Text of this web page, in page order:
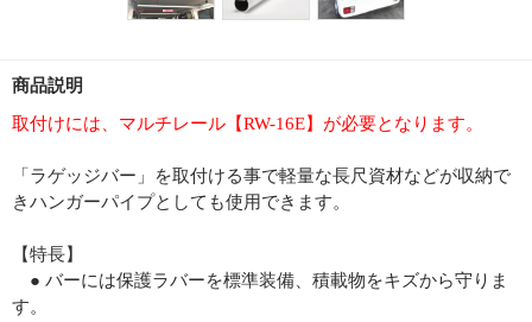
商品説明
取付けには、マルチレール【RW-16E】が必要となります。
「ラゲッジバー」を取付ける事で軽量な長尺資材などが収納で
きハンガーパイプとしても使用できます。
【特長】
● バーには保護ラバーを標準装備、積載物をキズから守りま
す。